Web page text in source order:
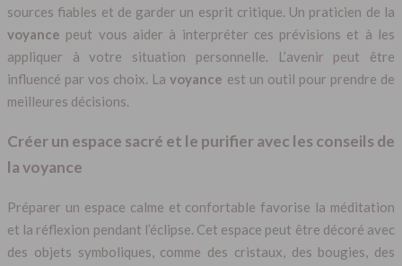
sources fiables et de garder un esprit critique. Un praticien de la
voyance peut vous aider à interpréter ces prévisions et à les
appliquer à votre situation personnelle. L’avenir peut être
influencé par vos choix. Lavoyance est un outil pour prendre de
meilleures décisions.
Créer un espace sacré et le purifier avec les conseils de
la voyance
Préparer un espace calme et confortable favorise la méditation
et la réflexion pendant l’éclipse. Cet espace peut être décoré avec
des objets symboliques, comme des cristaux, des bougies, des